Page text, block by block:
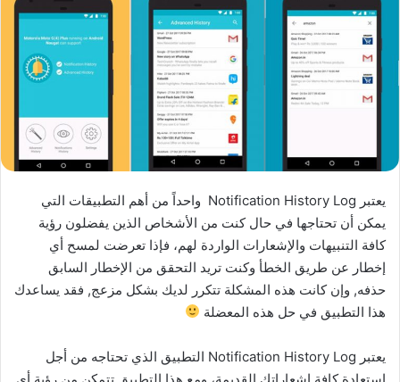
يعتبر Notification History Log واحداً من أهم التطبيقات التي
يمكن أن تحتاجها في حال كنت من الأشخاص الذين يفضلون رؤية
كافة التنبيهات والإشعارات الواردة لهم، فإذا تعرضت لمسح أي
إخطار عن طريق الخطأ وكنت تريد التحقق من الإخطار السابق
حذفه, وإن كانت هذه المشكلة تتكرر لديك بشكل مزعج, فقد يساعدك
هذا التطبيق في حل هذه المعضلة
يعتبر Notification History Log التطبيق الذي تحتاجه من أجل